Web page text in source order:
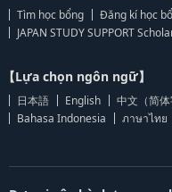
Tìm học bổng
Đăng kí học
JAPAN STUDY SUPPORT
【Lựa chọn ngôn ngữ】
日本語 English 中文（简体
Bahasa Indonesia
ภาษาไทย